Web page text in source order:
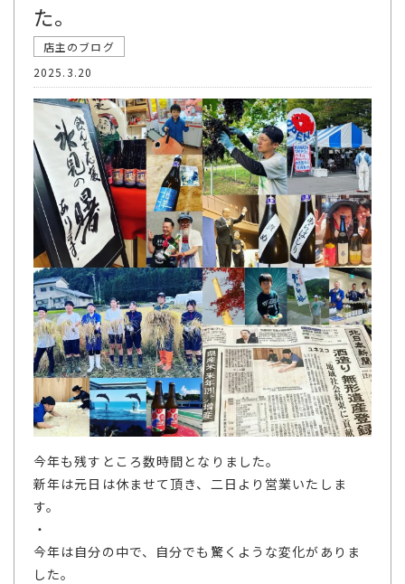
た。
店主のブログ
2025.3.20
今年も残すところ数時間となりました。
新年は元日は休ませて頂き、二日より営業いたしま
す。
・
今年は自分の中で、自分でも驚くような変化がありま
した。